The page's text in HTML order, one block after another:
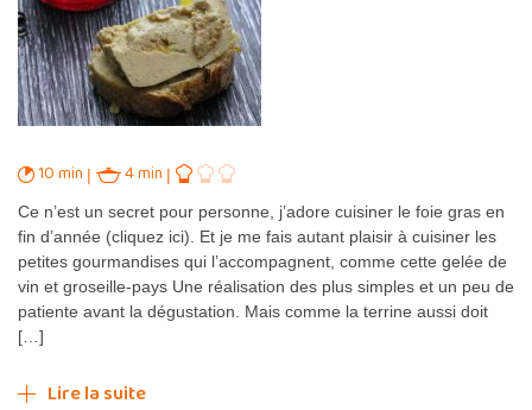
10 min 4 min
Ce n’est un secret pour personne, j’adore cuisiner le foie gras en
fin d’année (cliquez ici). Et je me fais autant plaisir à cuisiner les
petites gourmandises qui l’accompagnent, comme cette gelée de
vin et groseille-pays Une réalisation des plus simples et un peu de
patiente avant la dégustation. Mais comme la terrine aussi doit
[…]
Lire la suite